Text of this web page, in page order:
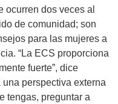
ocurren dos veces al
de comunidad; son
para las mujeres a
“La ECS proporciona
fuerte”, dice
perspectiva externa
tengas, preguntar a